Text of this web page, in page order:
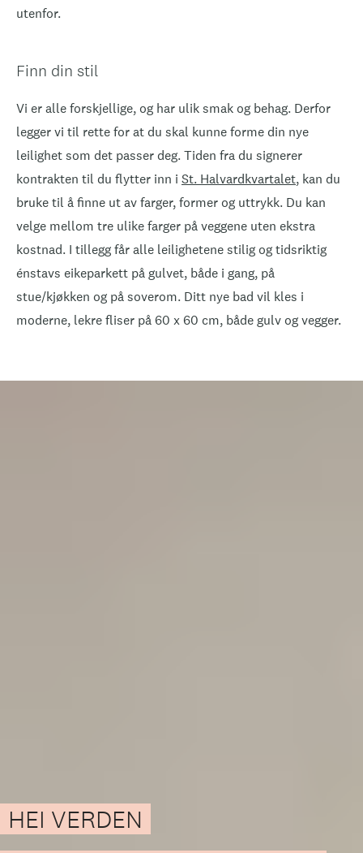
utenfor.
Finn din stil
Vi er alle forskjellige, og har ulik smak og behag. Derfor
legger vi til rette for at du skal kunne forme din nye
leilighet som det passer deg. Tiden fra du signerer
kontrakten til du flytter inn i St. Halvardkvartalet, kan du
bruke til å finne ut av farger, former og uttrykk. Du kan
velge mellom tre ulike farger på veggene uten ekstra
kostnad. I tillegg får alle leilighetene stilig og tidsriktig
énstavs eikeparkett på gulvet, både i gang, på
stue/kjøkken og på soverom. Ditt nye bad vil kles i
moderne, lekre fliser på 60 x 60 cm, både gulv og vegger.
HEI VERDEN